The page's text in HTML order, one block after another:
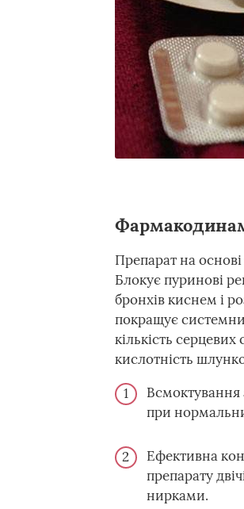
Препарат на
Блокує пуринові
бронхів киснем і
покращує
кількість
кислотність
при
Ефективна
препарату
нирками.